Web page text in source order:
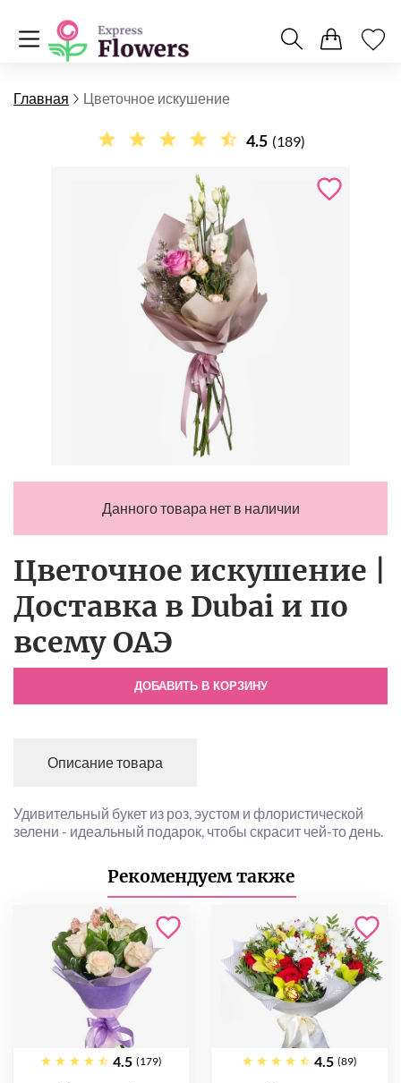
Главная Цветочное искушение
4.5 (189)
Данного товара нет в наличии
Цветочное искушение |
Доставка в Dubai и по
всему ОАЭ
ДОБАВИТЬ В КОРЗИНУ
Описание товара
Удивительный букет из роз, эустом и флористической
зелени - идеальный подарок, чтобы скрасит чей-то день.
Рекомендуем также
4.5 (179) 4.5 (89)